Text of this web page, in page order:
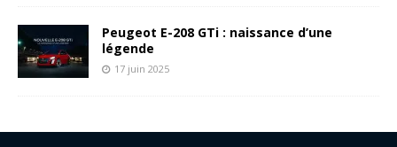
Peugeot E-208 GTi : naissance d’une
légende
17 juin 2025